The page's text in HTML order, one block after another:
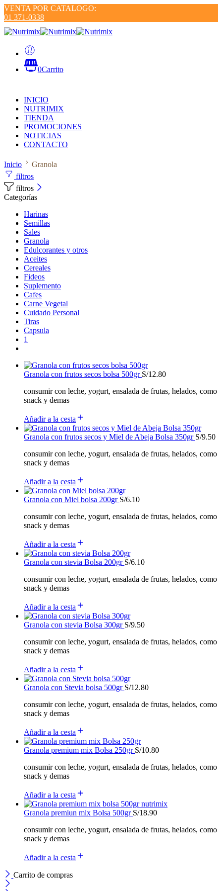
VENTA POR CATALOGO:
01 371-0338
0Carrito
INICIO
NUTRIMIX
TIENDA
PROMOCIONES
NOTICIAS
CONTACTO
Inicio
Granola
filtros
filtros
Categorías
Harinas
Semillas
Sales
Granola
Edulcorantes y otros
Aceites
Cereales
Fideos
Suplemento
Cafes
Carne Vegetal
Cuidado Personal
Tiras
Capsula
1
Granola con frutos secos bolsa 500gr S/12.80
consumir con leche, yogurt, ensalada de frutas, helados, como
snack y demas
Añadir a la cesta
Granola con frutos secos y Miel de Abeja Bolsa 350gr S/9.50
consumir con leche, yogurt, ensalada de frutas, helados, como
snack y demas
Añadir a la cesta
Granola con Miel bolsa 200gr S/6.10
consumir con leche, yogurt, ensalada de frutas, helados, como
snack y demas
Añadir a la cesta
Granola con stevia Bolsa 200gr S/6.10
consumir con leche, yogurt, ensalada de frutas, helados, como
snack y demas
Añadir a la cesta
Granola con stevia Bolsa 300gr S/9.50
consumir con leche, yogurt, ensalada de frutas, helados, como
snack y demas
Añadir a la cesta
Granola con Stevia bolsa 500gr S/12.80
consumir con leche, yogurt, ensalada de frutas, helados, como
snack y demas
Añadir a la cesta
Granola premium mix Bolsa 250gr S/10.80
consumir con leche, yogurt, ensalada de frutas, helados, como
snack y demas
Añadir a la cesta
Granola premiun mix Bolsa 500gr S/18.90
consumir con leche, yogurt, ensalada de frutas, helados, como
snack y demas
Añadir a la cesta
Carrito de compras